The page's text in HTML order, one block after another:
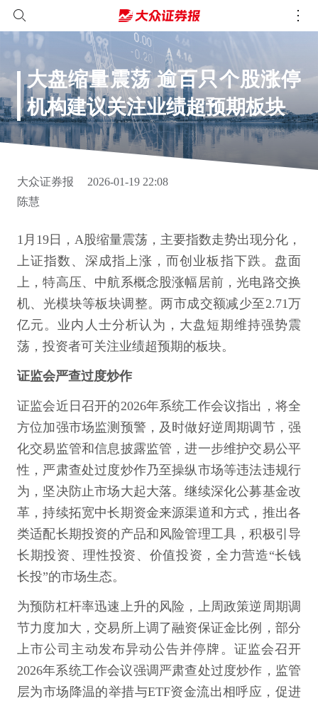
大盘缩量震荡 逾百只个股涨停
机构建议关注业绩超预期板块
大众证券报
2026-01-19 22:08
陈慧
1月19日，A股缩量震荡，主要指数走势出现分化，
上证指数、深成指上涨，而创业板指下跌。盘面
上，特高压、中航系概念股涨幅居前，光电路交换
机、光模块等板块调整。两市成交额减少至2.71万
亿元。业内人士分析认为，大盘短期维持强势震
荡，投资者可关注业绩超预期的板块。
证监会严查过度炒作
证监会近日召开的2026年系统工作会议指出，将全
方位加强市场监测预警，及时做好逆周期调节，强
化交易监管和信息披露监管，进一步维护交易公平
性，严肃查处过度炒作乃至操纵市场等违法违规行
为，坚决防止市场大起大落。继续深化公募基金改
革，持续拓宽中长期资金来源渠道和方式，推出各
类适配长期投资的产品和风险管理工具，积极引导
长期投资、理性投资、价值投资，全力营造“长钱
长投”的市场生态。
为预防杠杆率迅速上升的风险，上周政策逆周期调
节力度加大，交易所上调了融资保证金比例，部分
上市公司主动发布异动公告并停牌。证监会召开
2026年系统工作会议强调严肃查处过度炒作，监管
层为市场降温的举措与ETF资金流出相呼应，促进